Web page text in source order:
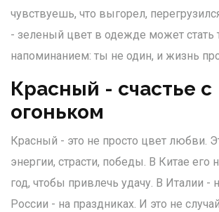
чувствуешь, что выгорел,
- зеленый цвет в одежде может стать
напоминанием: ты не один, и жизнь
Красный - счастье с
огоньком
Красный - это не просто цвет любви.
энергии, страсти, победы. В Китае его
год, чтобы привлечь удачу. В Италии -
России - на праздниках. И это не